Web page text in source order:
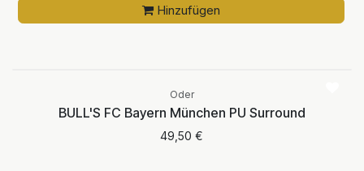
Hinzufügen
Oder
BULL'S FC Bayern München PU Surround
49,50 €